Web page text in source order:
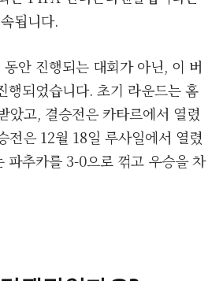
됩니다.
안 진행되는 대회가 아닌, 이 버
행되었습니다. 초기 라운드는 홈
았고, 결승전은 카타르에서 열렸
전은 12월 18일 루사일에서 열렸
파추카를 3-0으로 꺾고 우승을 차